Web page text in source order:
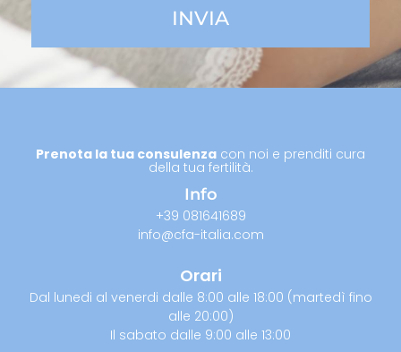
Prenota la tua consulenza con noi e prenditi cura
della tua fertilità.
Info
+39 081641689
info@cfa-italia.com
Orari
Dal lunedi al venerdi dalle 8:00 alle 18:00 (martedì fino
alle 20:00)
Il sabato dalle 9:00 alle 13:00